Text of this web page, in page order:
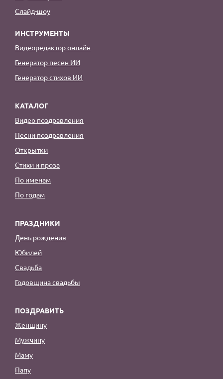
Слайд-шоу
ИНСТРУМЕНТЫ
Видеоредактор онлайн
Генератор песен ИИ
Генератор стихов ИИ
КАТАЛОГ
Видео поздравления
Песни поздравления
Открытки
Стихи и проза
По именам
По годам
ПРАЗДНИКИ
День рождения
Юбилей
Свадьба
Годовщина свадьбы
ПОЗДРАВИТЬ
Женщину
Мужчину
Маму
Папу